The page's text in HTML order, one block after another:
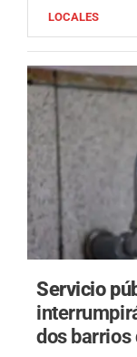
LOCALES
Servicio
dos barrios